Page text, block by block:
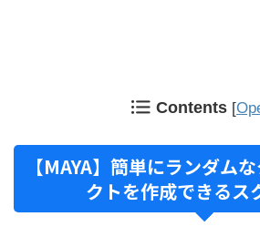
Contents [
【MAYA】簡単にランダム
クトを作成できるス